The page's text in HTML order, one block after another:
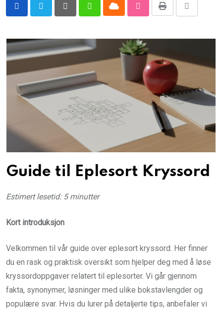
WhatsappCloud StumbleUpon
Print
Email
Guide til Eplesort Kryssord
Estimert lesetid: 5 minutter
Kort introduksjon
Velkommen til vår guide over eplesort kryssord. Her finner
du en rask og praktisk oversikt som hjelper deg med å løse
kryssordoppgaver relatert til eplesorter. Vi går gjennom
fakta, synonymer, løsninger med ulike bokstavlengder og
populære svar. Hvis du lurer på detaljerte tips, anbefaler vi